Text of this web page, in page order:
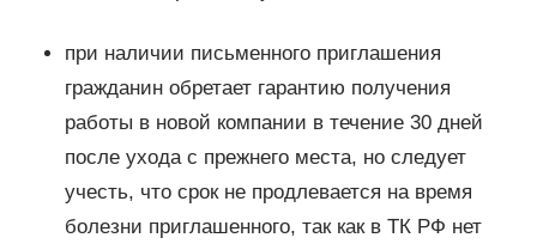
при наличии письменного приглашения
гражданин обретает гарантию получения
работы в новой компании в течение 30 дней
после ухода с прежнего места, но следует
учесть, что срок не продлевается на время
болезни приглашенного, так как в ТК РФ нет